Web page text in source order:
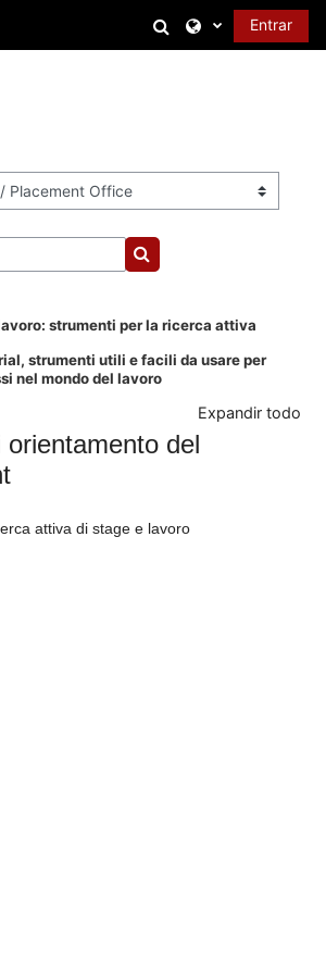
Selector de
Entrar
Buscar cursos
strumenti per la ricerca attiva
strumenti utili e facili da usare per
nel mondo del lavoro
Expandir todo
orientamento del
attiva di stage e lavoro